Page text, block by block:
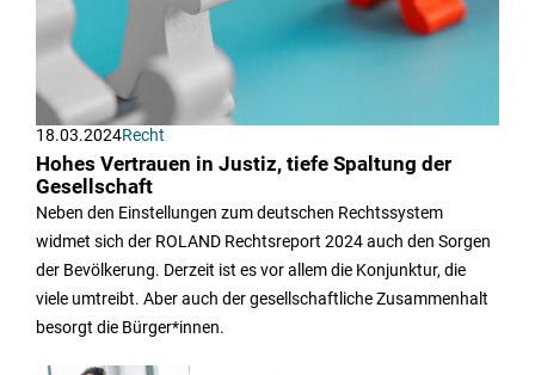
18.03.2024Recht
Hohes Vertrauen in Justiz, tiefe Spaltung der
Gesellschaft
Neben den Einstellungen zum deutschen Rechtssystem
widmet sich der ROLAND Rechtsreport 2024 auch den Sorgen
der Bevölkerung. Derzeit ist es vor allem die Konjunktur, die
viele umtreibt. Aber auch der gesellschaftliche Zusammenhalt
besorgt die Bürger*innen.